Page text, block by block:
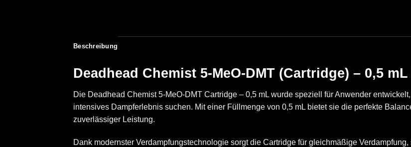
Beschreibung
Deadhead Chemist 5-MeO-DMT (Cartridge) – 0,5
Die Deadhead Chemist5-MeO-DMT Cartridge – 0,5 mL wurde speziell für Anwender
intensives Dampferlebnis suchen. Mit einer Füllmenge von 0,5 mL bietet sie die perfekte
zuverlässiger Leistung.
Dank modernster Verdampfungstechnologie sorgt die Cartridge für gleichmäßige